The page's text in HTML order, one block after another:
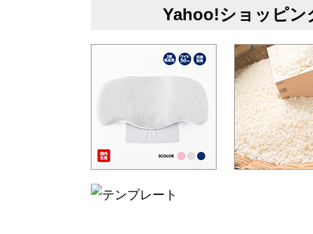
Yahoo!ショッピン